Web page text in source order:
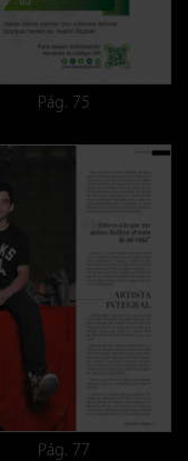
Pág. 75
Pág. 77